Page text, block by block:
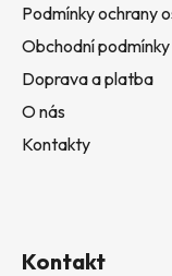
Podmínky ochrany
Obchodní podmínky
Doprava a platba
O nás
Kontakty
Kontakt